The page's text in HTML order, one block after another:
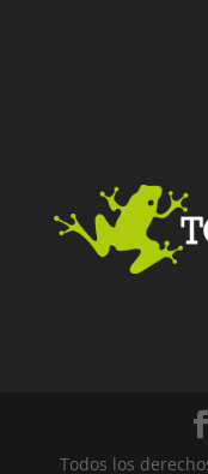
Todos los